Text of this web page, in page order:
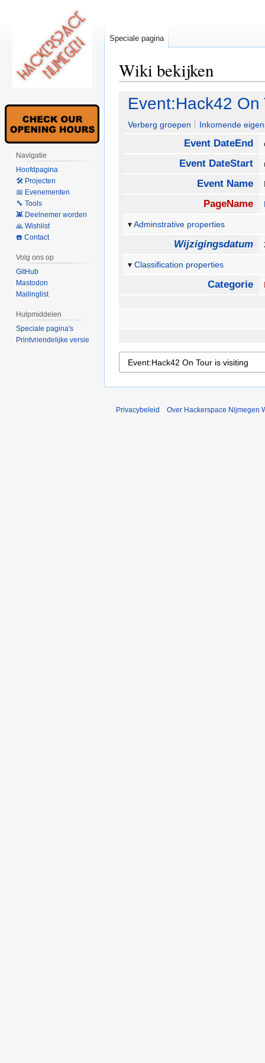
Wiki bekijken
Naar
navigatie
springen
Naar
zoeken
springen
Event:Hack42 On
Verberg groepen Inkomende
Event DateEnd
Event DateStart
Event Name
PageName
Adminstrative properties
Wijzigingsdatum
Classification properties
Categorie
Speciale pagina
Navigatie
Hoofdpagina
🛠 Projecten
📅 Evenementen
🔧 Tools
👾 Deelnemer worden
🙏 Wishlist
☎️ Contact
Volg ons op
GitHub
Mastodon
Mailinglist
Hulpmiddelen
Speciale pagina's
Printvriendelijke versie
Privacybeleid Over Hackerspace Nijmegen